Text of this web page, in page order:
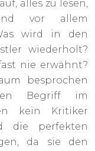
alles zu lesen,
vor allem
wird in den
wiederholt?
nie erwähnt?
besprochen
Begriff im
kein Kritiker
die perfekten
da sie den